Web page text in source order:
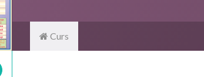
Curs